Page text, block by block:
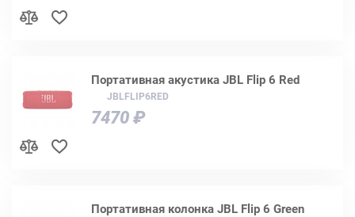
Портативная акустика JBL Flip 6 Red
JBLFLIP6RED
7470 ₽
Портативная колонка JBL Flip 6 Green